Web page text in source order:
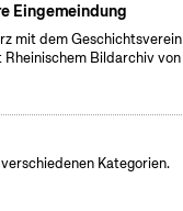
Eingemeindung
mit dem Geschichtsverein
Bildarchiv von
Kategorien.